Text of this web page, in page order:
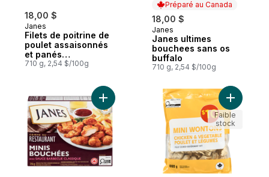
18,00 $
Janes
Filets de poitrine de
poulet assaisonnés
et panés
entièrement cuits
crémeuse à l'aneth
710 g, 2,54 $/100g
Préparé au Canada
18,00 $
Préparé au Canada
Janes
Janes ultimes
bouchees sans os
buffalo
710 g, 2,54 $/100g
Ajouter Janes ultimes bouchees sans os
Ajouter
Faible
stock